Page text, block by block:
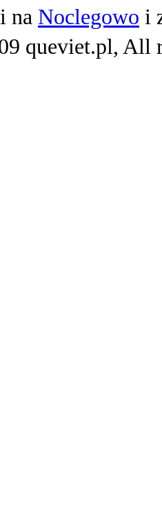
na Noclegowo i
queviet.pl, All